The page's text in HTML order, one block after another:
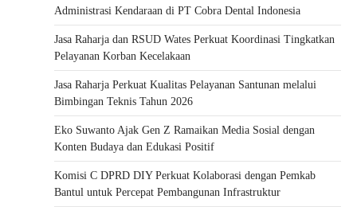
Administrasi Kendaraan di PT Cobra Dental Indonesia
Jasa Raharja dan RSUD Wates Perkuat Koordinasi Tingkatkan
Pelayanan Korban Kecelakaan
Jasa Raharja Perkuat Kualitas Pelayanan Santunan melalui
Bimbingan Teknis Tahun 2026
Eko Suwanto Ajak Gen Z Ramaikan Media Sosial dengan
Konten Budaya dan Edukasi Positif
Komisi C DPRD DIY Perkuat Kolaborasi dengan Pemkab
Bantul untuk Percepat Pembangunan Infrastruktur